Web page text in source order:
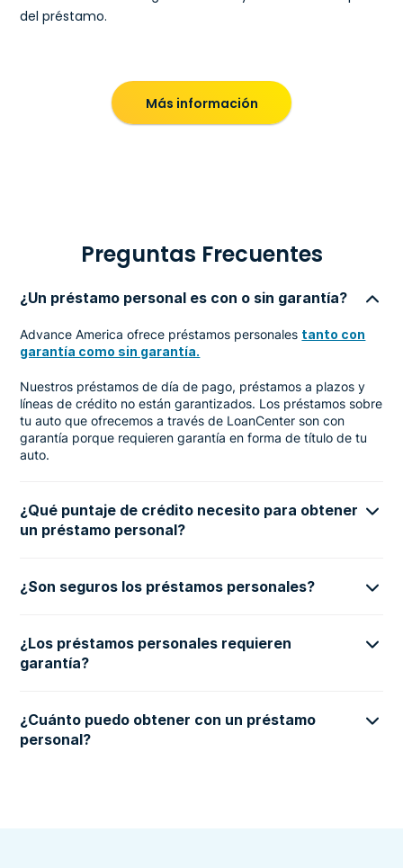
del préstamo.
Más información
Preguntas Frecuentes
¿Un préstamo personal es con o sin garantía?
Advance America ofrece préstamos personales tanto con
garantía como sin garantía.
Nuestros préstamos de día de pago, préstamos a plazos y
líneas de crédito no están garantizados. Los préstamos sobre
tu auto que ofrecemos a través de LoanCenter son con
garantía porque requieren garantía en forma de título de tu
auto.
¿Qué puntaje de crédito necesito para obtener
un préstamo personal?
¿Son seguros los préstamos personales?
¿Los préstamos personales requieren
garantía?
¿Cuánto puedo obtener con un préstamo
personal?